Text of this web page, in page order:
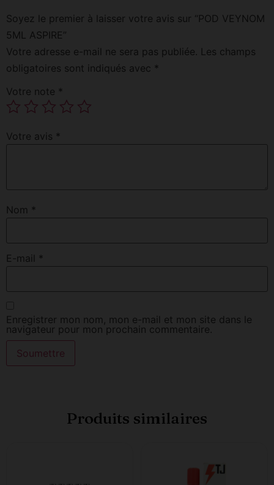
Soyez le premier à laisser votre avis sur “POD VEYNOM
5ML ASPIRE”
Votre adresse e-mail ne sera pas publiée. Les champs
obligatoires sont indiqués avec *
Votre note *
Votre avis *
Nom *
E-mail *
Enregistrer mon nom, mon e-mail et mon site dans le
navigateur pour mon prochain commentaire.
Produits similaires